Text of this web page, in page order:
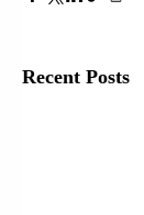
Recent Posts